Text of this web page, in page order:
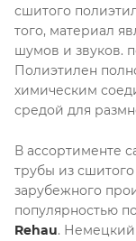
сшитого
того, материал
шумов и звуков.
Полиэтилен
химическим
средой для
В ассортименте
трубы из
зарубежного
популярностью
Rehau. Немецкий